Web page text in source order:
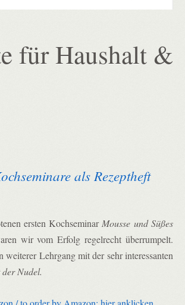
für Haushalt &
als Rezeptheft
ersten KochseminarMousse und Süßes
wir vom Erfolg regelrecht überrumpelt.
weiterer Lehrgang mit der sehr interessanten
Nudel.